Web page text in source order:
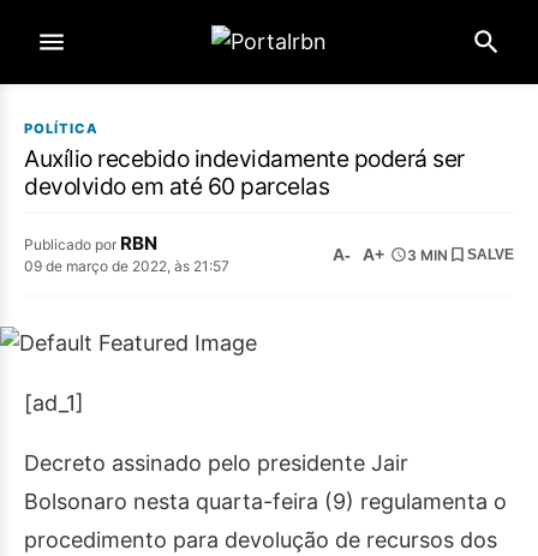
POLÍTICA
Auxílio recebido indevidamente poderá ser
devolvido em até 60 parcelas
Publicado por RBN
09 de março de 2022, às 21:57
A- A+ 3 MIN SALVE
[ad_1]
Decreto assinado pelo presidente Jair
Bolsonaro nesta quarta-feira (9) regulamenta o
procedimento para devolução de recursos dos